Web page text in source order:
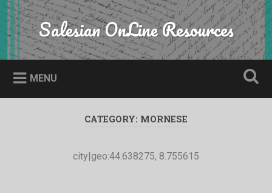
Skip
to
content
Search Salesian OnLine Resources
MENU
CATEGORY: MORNESE
city|geo:44.638275, 8.755615